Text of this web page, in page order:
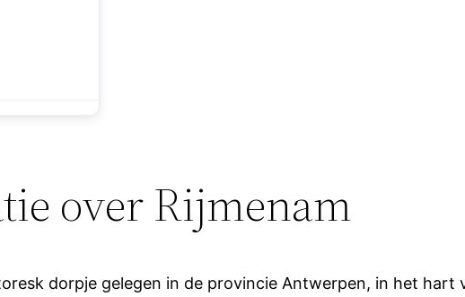
over Rijmenam
dorpje gelegen in de provincie Antwerpen, in het